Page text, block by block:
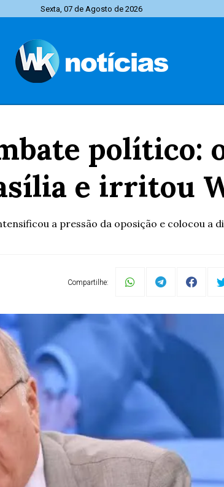
Sexta, 07 de Agosto de 2026
político:
e irritou
a pressão da oposição e colocou a
Compartilhe: